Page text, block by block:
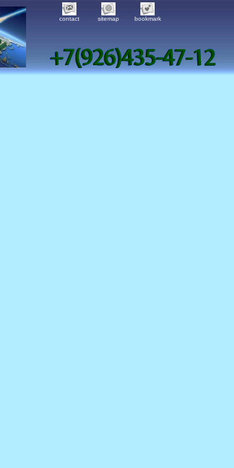
contact sitemap bookmark